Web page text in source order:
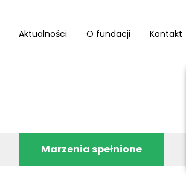
Aktualności O fundacji Kontakt
Marzenia spełnione